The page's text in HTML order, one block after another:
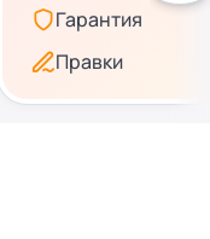
Гарантия
Правки